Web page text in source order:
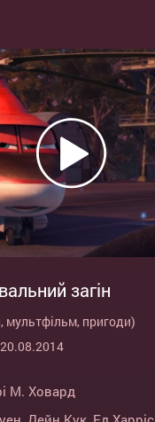
загін
пригоди)
М. Ховард